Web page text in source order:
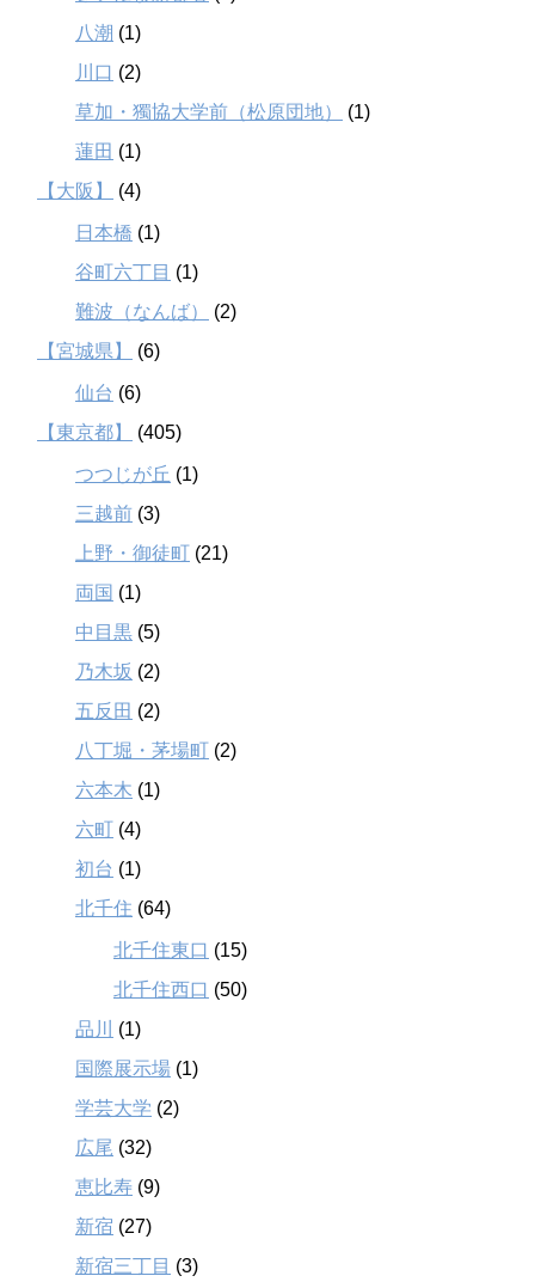
八潮 (1)
川口 (2)
草加・獨協大学前（松原団地）
(1)
蓮田 (1)
【大阪】
(4)
日本橋 (1)
谷町六丁目 (1)
難波（なんば）
(2)
【宮城県】
(6)
仙台 (6)
【東京都】
(405)
つつじが丘 (1)
三越前 (3)
上野・御徒町 (21)
両国 (1)
中目黒 (5)
乃木坂 (2)
五反田 (2)
八丁堀・茅場町 (2)
六本木 (1)
六町 (4)
初台 (1)
北千住 (64)
北千住東口 (15)
北千住西口 (50)
品川
(1)
国際展示場 (1)
学芸大学 (2)
広尾 (32)
恵比寿 (9)
新宿 (27)
新宿三丁目 (3)